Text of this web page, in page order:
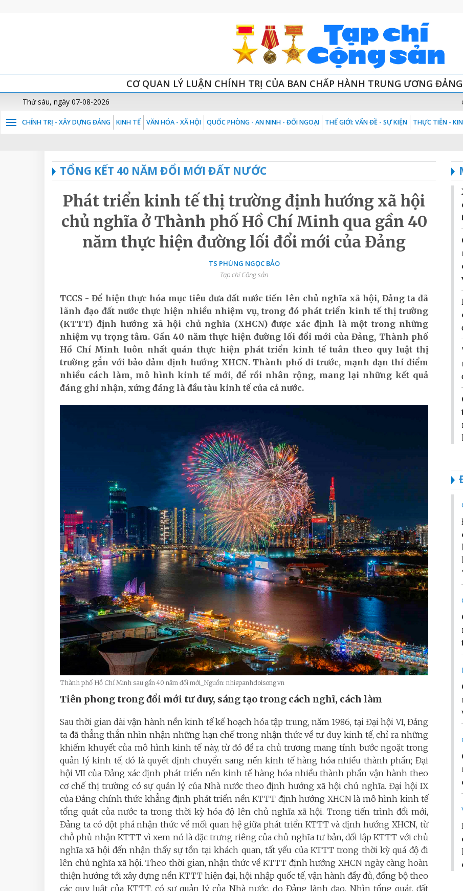
CƠ QUAN LÝ LUẬN CHÍNH TRỊ CỦA BAN CHẤP HÀNH TRUNG ƯƠNG
Thứ sáu, ngày 07-08-2026
CHÍNH TRỊ - XÂY DỰNG ĐẢNG KINH TẾ VĂN HÓA - XÃ HỘI QUỐC PHÒNG - AN NINH - ĐỐI NGOẠI THẾ GIỚI: VẤN ĐỀ - SỰ KIỆN THỰC TIỄN -
TỔNG KẾT 40 NĂM ĐỔI MỚI ĐẤT NƯỚC
Phát triển kinh tế thị trường định hướng xã hội
chủ nghĩa ở Thành phố Hồ Chí Minh qua gần 40
năm thực hiện đường lối đổi mới của Đảng
TS PHÙNG NGỌC BẢO
Tạp chí Cộng sản
TCCS - Để hiện thực hóa mục tiêu đưa đất nước tiến lên chủ nghĩa xã hội, Đảng ta đã
lãnh đạo đất nước thực hiện nhiều nhiệm vụ, trong đó phát triển kinh tế thị trường
(KTTT) định hướng xã hội chủ nghĩa (XHCN) được xác định là một trong những
nhiệm vụ trọng tâm. Gần 40 năm thực hiện đường lối đổi mới của Đảng, Thành phố
Hồ Chí Minh luôn nhất quán thực hiện phát triển kinh tế tuân theo quy luật thị
trường gắn với bảo đảm định hướng XHCN. Thành phố đi trước, mạnh dạn thí điểm
nhiều cách làm, mô hình kinh tế mới, để rồi nhân rộng, mang lại những kết quả
đáng ghi nhận, xứng đáng là đầu tàu kinh tế của cả nước.
Thành phố Hồ Chí Minh sau gần 40 năm đổi mới_Nguồn: nhiepanhdoisong.vn
Tiên phong trong đổi mới tư duy, sáng tạo trong cách nghĩ, cách làm
Sau thời gian dài vận hành nền kinh tế kế hoạch hóa tập trung, năm 1986, tại Đại hội VI, Đảng
ta đã thẳng thắn nhìn nhận những hạn chế trong nhận thức về tư duy kinh tế, chỉ ra những
khiếm khuyết của mô hình kinh tế này, từ đó đề ra chủ trương mang tính bước ngoặt trong
quản lý kinh tế, đó là quyết định chuyển sang nền kinh tế hàng hóa nhiều thành phần; Đại
hội VII của Đảng xác định phát triển nền kinh tế hàng hóa nhiều thành phần vận hành theo
cơ chế thị trường có sự quản lý của Nhà nước theo định hướng xã hội chủ nghĩa. Đại hội IX
của Đảng chính thức khẳng định phát triển nền KTTT định hướng XHCN là mô hình kinh tế
tổng quát của nước ta trong thời kỳ hóa độ lên chủ nghĩa xã hội. Trong tiến trình đổi mới,
Đảng ta có đột phá nhận thức về mối quan hệ giữa phát triển KTTT và định hướng XHCN, từ
chỗ phủ nhận KTTT vì xem nó là đặc trưng riêng của chủ nghĩa tư bản, đối lập KTTT với chủ
nghĩa xã hội đến nhận thấy sự tồn tại khách quan, tất yếu của KTTT trong thời kỳ quá độ đi
lên chủ nghĩa xã hội. Theo thời gian, nhận thức về KTTT định hướng XHCN ngày càng hoàn
thiện hướng tới xây dựng nền KTTT hiện đại, hội nhập quốc tế, vận hành đầy đủ, đồng bộ theo
các quy luật của KTTT, có sự quản lý của Nhà nước, do Đảng lãnh đạo. Nhìn tổng quát, đất